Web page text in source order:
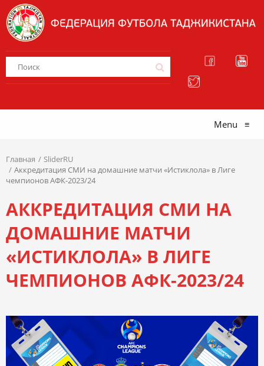
Menu ≡
Главная
SliderRU
Аккредитация СМИ на домашние матчи «Истиклола» в Лиге
чемпионов АФК-2023/24
АККРЕДИТАЦИЯ СМИ НА
ДОМАШНИЕ МАТЧИ
«ИСТИКЛОЛА» В ЛИГЕ
ЧЕМПИОНОВ АФК-2023/24